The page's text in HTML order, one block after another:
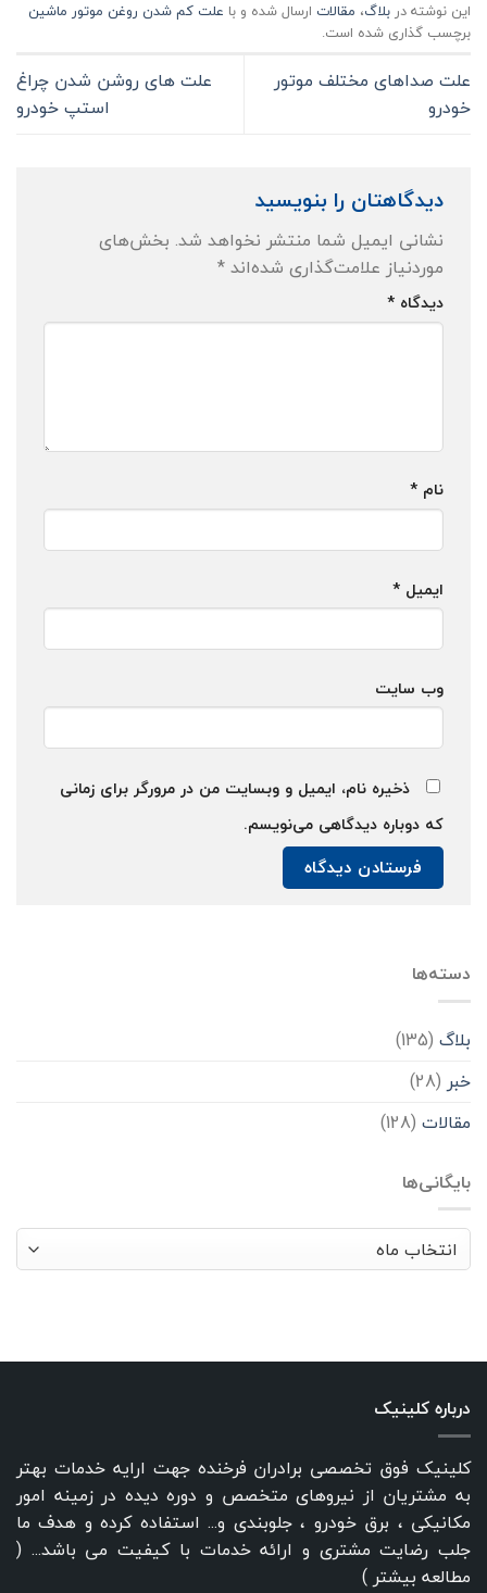
این نوشته دربلاگ، مقالات ارسال شده و با علت کم شدن روغن موتور ماشین
برچسب گذاری شده است.
علت صداهای مختلف موتور
خودرو
علت های روشن شدن چراغ
استپ خودرو
دیدگاهتان را بنویسید
نشانی ایمیل شما منتشر نخواهد شد. بخش‌های
موردنیاز علامت‌گذاری شده‌اند*
دیدگاه *
نام *
ایمیل *
وب‌ سایت
ذخیره نام، ایمیل و وبسایت من در مرورگر برای زمانی
که دوباره دیدگاهی می‌نویسم.
دسته‌ها
بلاگ (135)
خبر (28)
مقالات (128)
بایگانی‌ها
بایگانی‌ها
درباره کلینیک
کلینیک فوق تخصصی برادران فرخنده جهت ارایه خدمات بهتر
به مشتریان از نیروهای متخصص و دوره دیده در زمینه امور
مکانیکی ، برق خودرو ، جلوبندی و... استفاده کرده و هدف ما
جلب رضایت مشتری و ارائه خدمات با کیفیت می باشد... (
مطالعه بیشتر )